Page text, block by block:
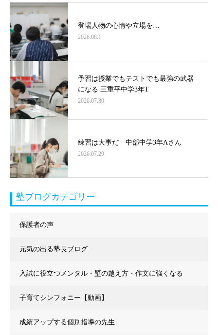
登場人物の心情や立場を…
2026.08.1
予習は授業でもテストでも最強の武器
になる 三重平中学3年T
2026.07.30
練習は大事だ 中部中学3年Aさん
2026.07.29
塾ブログカテゴリー
保護者の声
元気の出る塾長ブログ
入試に役立つメンタル・壁の越え方・作文に強くなる
子育てシンフォニー【動画】
成績アップする個別指導の先生